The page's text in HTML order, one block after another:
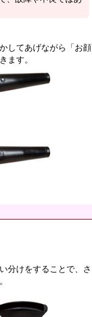
してあげながら「お顔
ます。
分けをすることで、さ